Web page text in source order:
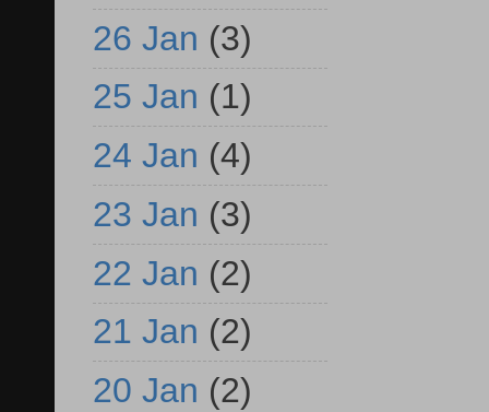
26 Jan (3)
25 Jan (1)
24 Jan (4)
23 Jan (3)
22 Jan (2)
21 Jan (2)
20 Jan (2)